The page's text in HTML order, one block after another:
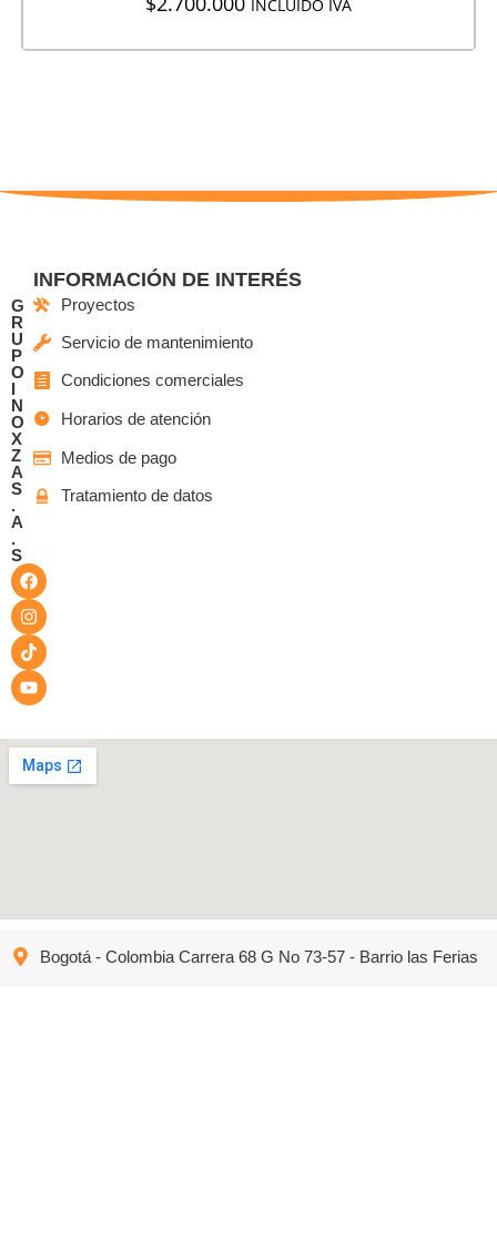
INCLUIDO IVA
G
R
U
P
O
I
N
O
X
Z
A
S
.
A
.
S
INFORMACIÓN DE INTERÉS
Proyectos
Servicio de mantenimiento
Condiciones comerciales
Horarios de atención
Medios de pago
Tratamiento de datos
Bogotá - Colombia Carrera 68 G No 73-57 - Barrio las Ferias